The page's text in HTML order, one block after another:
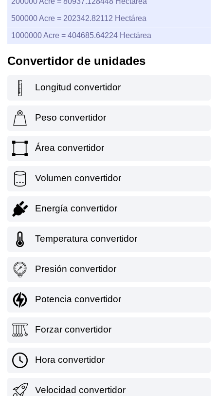
500000Acre = 202342.82112 Hectárea
1000000Acre = 404685.64224 Hectárea
Convertidor de unidades
Longitud convertidor
Peso convertidor
Área convertidor
Volumen convertidor
Energía convertidor
Temperatura convertidor
Presión convertidor
Potencia convertidor
Forzar convertidor
Hora convertidor
Velocidad convertidor